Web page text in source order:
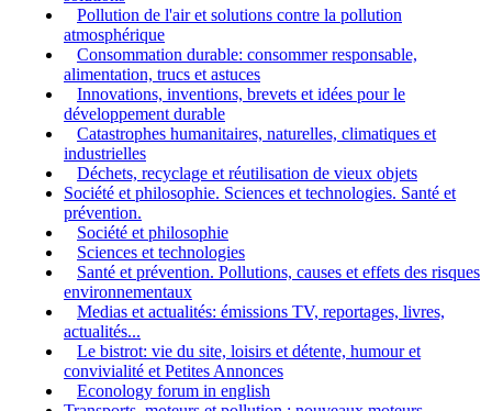
Pollution de l'air et solutions contre la pollution
atmosphérique
Consommation durable: consommer responsable,
alimentation, trucs et astuces
Innovations, inventions, brevets et idées pour le
développement durable
Catastrophes humanitaires, naturelles, climatiques et
industrielles
Déchets, recyclage et réutilisation de vieux objets
Société et philosophie. Sciences et technologies. Santé et
prévention.
Société et philosophie
Sciences et technologies
Santé et prévention. Pollutions, causes et effets des risques
environnementaux
Medias et actualités: émissions TV, reportages, livres,
actualités...
Le bistrot: vie du site, loisirs et détente, humour et
convivialité et Petites Annonces
Econology forum in english